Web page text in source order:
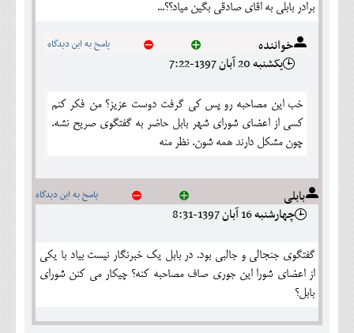
برادر بابلي به اقاي صادقي بگين مياد؟؟...
خواننده پاسخ به این دیدگاه
يکشنبه 20 آبان 1397-7:22
خب این مصاحبه رو پس کی گرفت دوست عزیز؟ من فکر کنم
کسی از اعضای شورای شهر بابل حاضر به گفتگوی صریح نشه.
چون مشکل دارند همه شون. نظر منه
بابلی پاسخ به این دیدگاه
چهارشنبه 16 آبان 1397-8:31
گفتگوی جنجالی و جالبی بود. در بابل یک خبرنگار نیست بیاد با یکی
از اعضای شورا این جوری صاف مصاحبه کنه؟ چیکار می کنن شورای
بابل؟